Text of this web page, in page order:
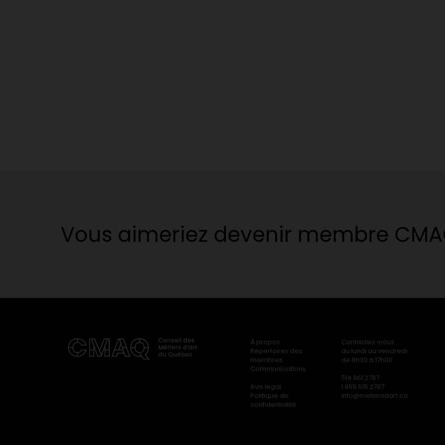
Vous aimeriez devenir membre
À propos
Répertoires des
membres
Communications
Avis légal
Politique de
confidentialité
Contactez-nous
du lundi au vendredi
de 8h30 à 17h00
514 861.2787
1 855 515.2787
info@metiersdart.ca